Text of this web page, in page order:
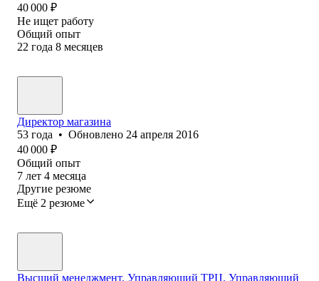
40 000 ₽
Не ищет работу
Общий опыт
22 года 8 месяцев
Директор магазина
53 года • Обновлено 24 апреля 2016
40 000 ₽
Общий опыт
7 лет 4 месяца
Другие резюме
Ещё 2 резюме
Высший менеджмент. Управляющий ТРЦ. Управляющий